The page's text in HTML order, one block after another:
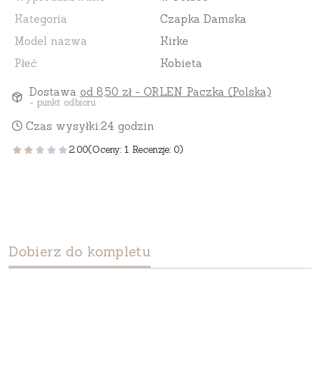
Kategoria
Czapka Damska
Model nazwa
Kirke
Płeć:
Kobieta
Dostawa od 8,50 zł - ORLEN Paczka (Polska)
- punkt odbioru
Czas wysyłki:24 godzin
2.00(Oceny: 1 Recenzje: 0)
Dobierz do kompletu